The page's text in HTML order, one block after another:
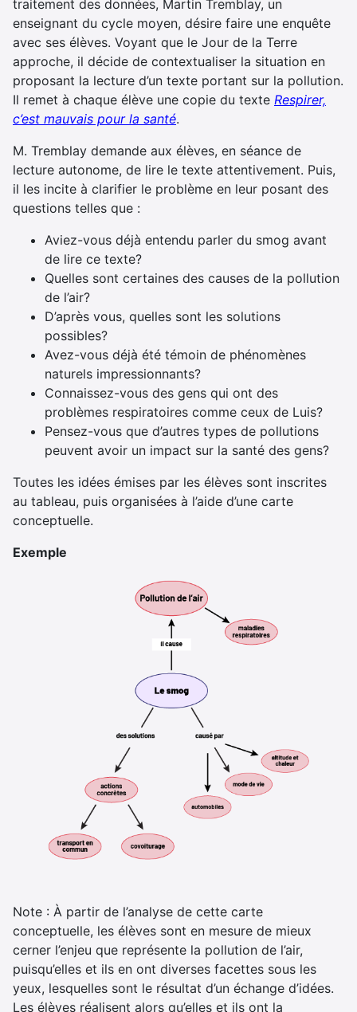
traitement des données, Martin Tremblay, un
enseignant du cycle moyen, désire faire une enquête
avec ses élèves. Voyant que le Jour de la Terre
approche, il décide de contextualiser la situation en
proposant la lecture d’un texte portant sur la pollution.
Il remet à chaque élève une copie du texte Respirer,
c’est mauvais pour la santé.
M. Tremblay demande aux élèves, en séance de
lecture autonome, de lire le texte attentivement. Puis,
il les incite à clarifier le problème en leur posant des
questions telles que :
Aviez-vous déjà entendu parler du smog avant
de lire ce texte?
Quelles sont certaines des causes de la pollution
de l’air?
D’après vous, quelles sont les solutions
possibles?
Avez-vous déjà été témoin de phénomènes
naturels impressionnants?
Connaissez-vous des gens qui ont des
problèmes respiratoires comme ceux de Luis?
Pensez-vous que d’autres types de pollutions
peuvent avoir un impact sur la santé des gens?
Toutes les idées émises par les élèves sont inscrites
au tableau, puis organisées à l’aide d’une carte
conceptuelle.
Exemple
Note : À partir de l’analyse de cette carte
conceptuelle, les élèves sont en mesure de mieux
cerner l’enjeu que représente la pollution de l’air,
puisqu’elles et ils en ont diverses facettes sous les
yeux, lesquelles sont le résultat d’un échange d’idées.
Les élèves réalisent alors qu’elles et ils ont la